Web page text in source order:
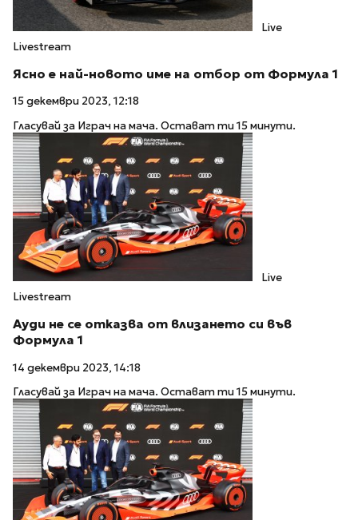
Live
Livestream
Ясно е най-новото име на отбор от Формула 1
15 декември 2023, 12:18
Гласувай за Играч на мача. Остават ти 15 минути.
Live
Livestream
Ауди не се отказва от влизането си във
Формула 1
14 декември 2023, 14:18
Гласувай за Играч на мача. Остават ти 15 минути.